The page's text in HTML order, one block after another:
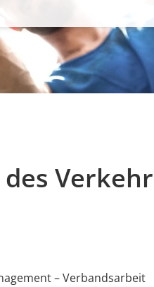
– Verbandsarbeit